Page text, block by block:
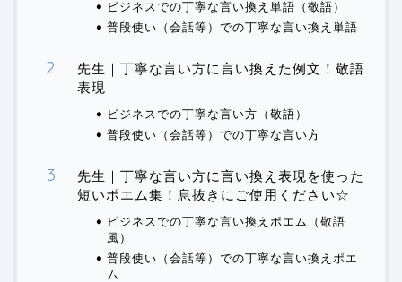
ビジネスでの丁寧な言い換え単語（敬語）
普段使い（会話等）での丁寧な言い換え単語
先生｜丁寧な言い方に言い換えた例文！敬語
表現
ビジネスでの丁寧な言い方（敬語）
普段使い（会話等）での丁寧な言い方
先生｜丁寧な言い方に言い換え表現を使った
短いポエム集！息抜きにご使用ください☆
ビジネスでの丁寧な言い換えポエム（敬語
風）
普段使い（会話等）での丁寧な言い換えポエ
ム